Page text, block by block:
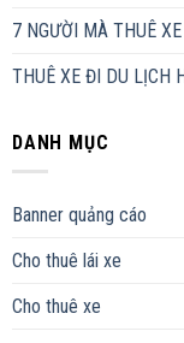
7 NGƯỜI MÀ THUÊ
THUÊ XE ĐI DU LỊCH
DANH MỤC
Banner quảng cáo
Cho thuê lái xe
Cho thuê xe